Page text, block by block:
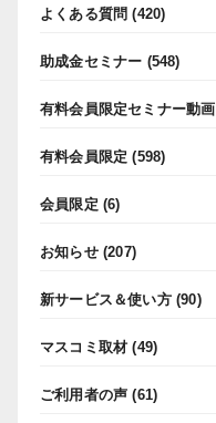
よくある質問 (420)
助成金セミナー (548)
有料会員限定セミナー動画
有料会員限定 (598)
会員限定 (6)
お知らせ(207)
新サービス＆使い方(90)
マスコミ取材 (49)
ご利用者の声 (61)